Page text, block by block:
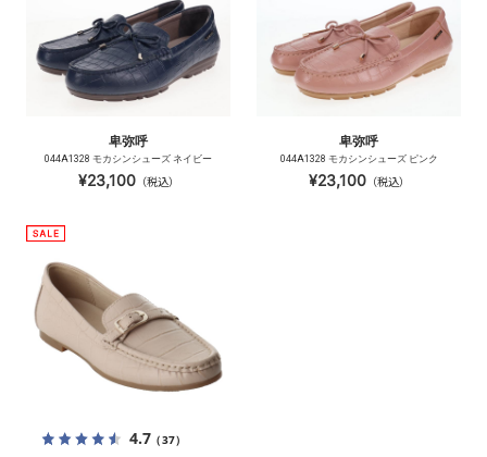
卑弥呼
044A1328 モカシンシューズ ネイビー
¥23,100（税込）
卑弥呼
044A1328 モカシンシューズ ピンク
¥23,100（税込）
4.7（37）